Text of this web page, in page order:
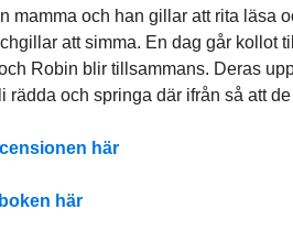
mamma och han gillar att rita läsa
att simma. En dag går kollot
Robin blir tillsammans. Deras
rädda och springa där ifrån så att
här
här